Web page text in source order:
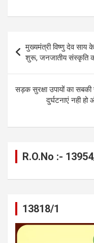
ce
b
o
o
k
se
n
g
er
at
A
p
p
navigation
मुख्यमंत्री विष्णु देव साय
शुरू, जनजातीय संस्कृति को
सड़क सुरक्षा उपायों का
दुर्घटनाएं नही
R.O.No :-
13818/1